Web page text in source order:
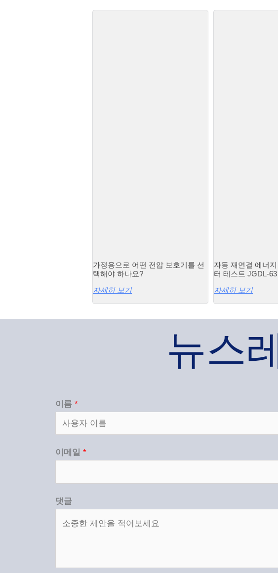
가정용으로 어떤 전압 보호기를 선
택해야 하나요?
자세히 보기
자동 재연결 에너
터 테스트 JGDL-63
자세히 보기
뉴스
이름 *
이메일 *
댓글